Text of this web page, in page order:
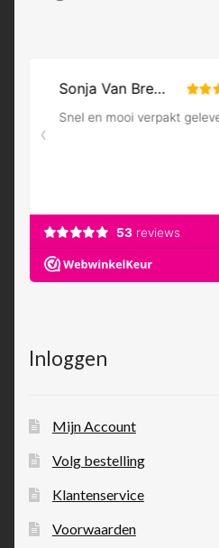
Inloggen
Mijn Account
Volg bestelling
Klantenservice
Voorwaarden